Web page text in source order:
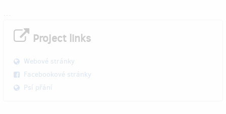
…
Project links
Webové stránky
Facebookové stránky
Psí přání